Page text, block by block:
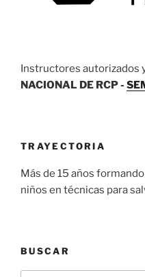
Instructores autorizados
NACIONAL DE RCP -
TRAYECTORIA
Más de 15 años
niños en técnicas para
BUSCAR